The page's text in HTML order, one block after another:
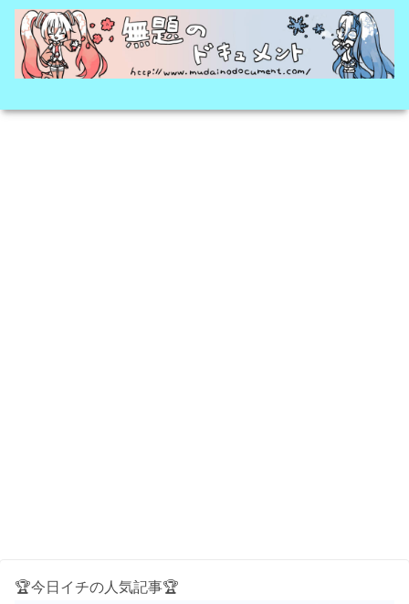
🏆今日イチの人気記事🏆